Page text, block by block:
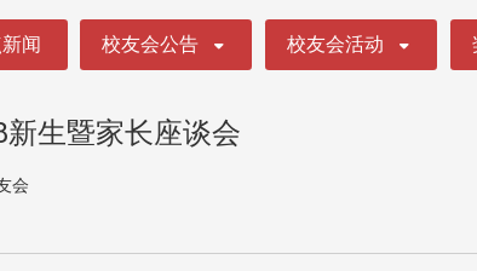
闻 校友会公告 校友会活动
生暨家长座谈会
会